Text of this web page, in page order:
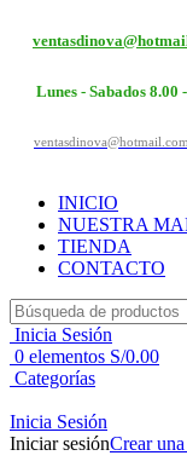
Lunes - Sabados 8.00
ventasdinova@hotmail.com
INICIO
NUESTRA
TIENDA
CONTACTO
Inicia Sesión
0 elementos S/0.00
Categorías
Inicia Sesión
Iniciar sesiónCrear